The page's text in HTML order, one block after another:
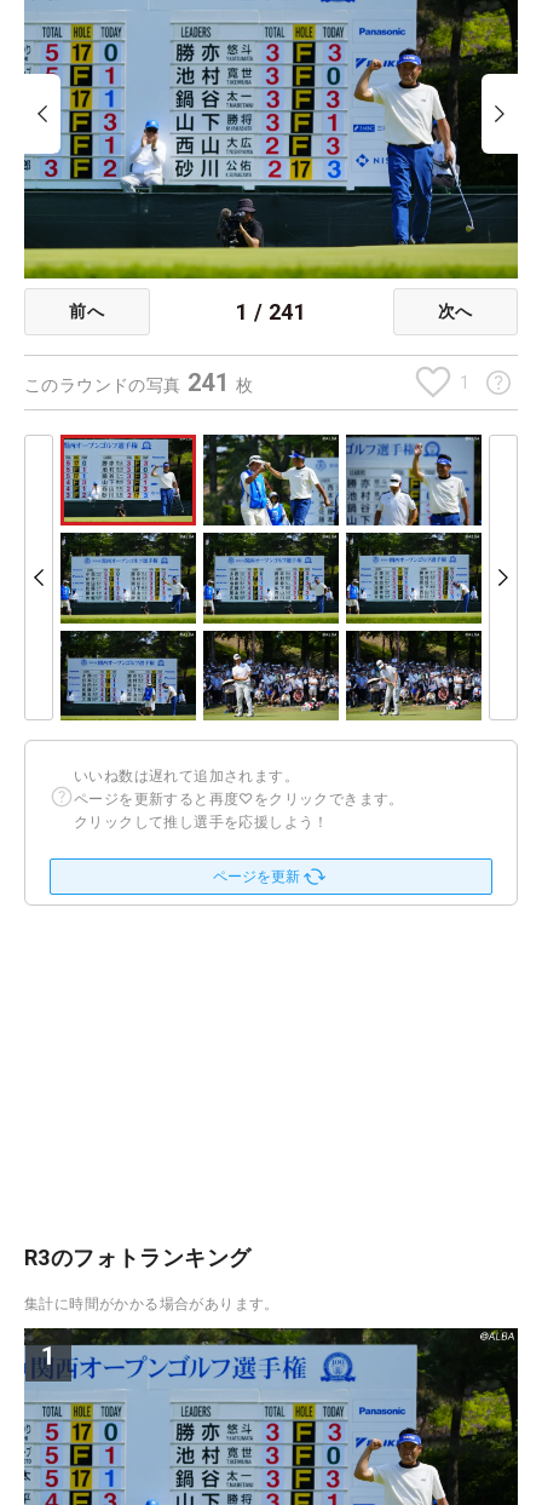
前へ 1 / 241 次へ
このラウンドの写真 241 枚 1
いいね数は遅れて追加されます。
ページを更新すると再度♡をクリックできます。
クリックして推し選手を応援しよう！
ページを更新
R3のフォトランキング
集計に時間がかかる場合があります。
1